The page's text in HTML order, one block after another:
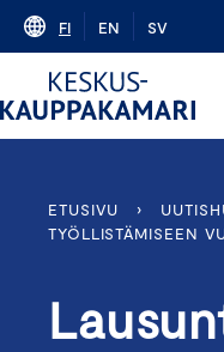
Skip
content
FI EN SV
ETUSIVU ›
TYÖLLISTÄMISEEN